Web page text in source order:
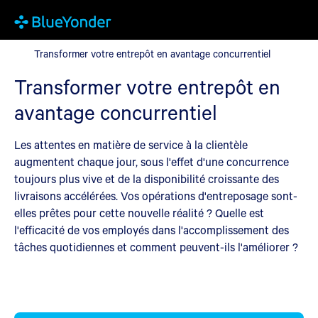
Transformer votre entrepôt en avantage concurrentiel
Transformer votre entrepôt en avantage concurrentiel
Transformer votre entrepôt en
avantage concurrentiel
Les attentes en matière de service à la clientèle
augmentent chaque jour, sous l'effet d'une concurrence
toujours plus vive et de la disponibilité croissante des
livraisons accélérées. Vos opérations d'entreposage sont-
elles prêtes pour cette nouvelle réalité ? Quelle est
l'efficacité de vos employés dans l'accomplissement des
tâches quotidiennes et comment peuvent-ils l'améliorer ?